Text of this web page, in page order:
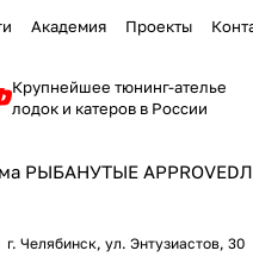
Академия Проекты
Крупнейшее тюнинг-ателье
лодок и катеров в России
РЫБАНУТЫЕ APPROVED
г. Челябинск, ул. Энтузиастов, 30